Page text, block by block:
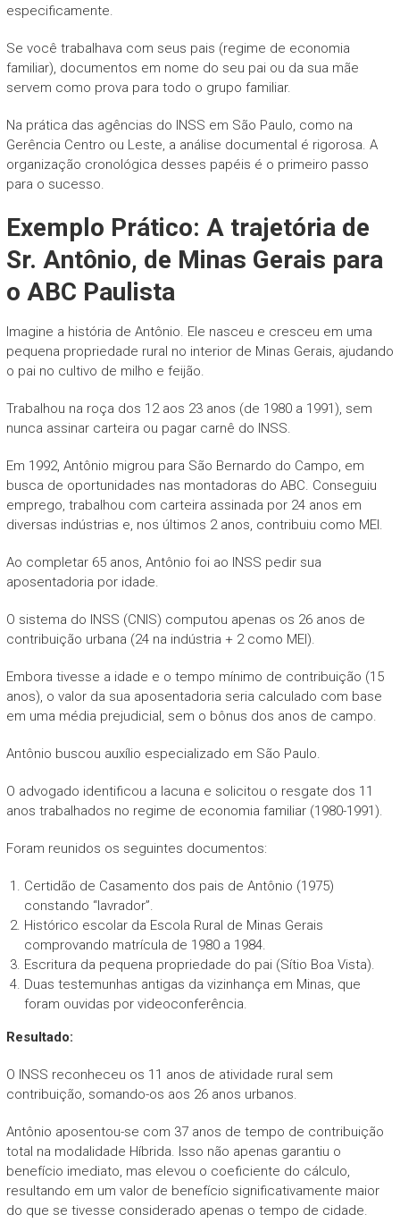
especificamente.
Se você trabalhava com seus pais (regime de economia
familiar), documentos em nome do seu pai ou da sua mãe
servem como prova para todo o grupo familiar.
Na prática das agências do INSS em São Paulo, como na
Gerência Centro ou Leste, a análise documental é rigorosa. A
organização cronológica desses papéis é o primeiro passo
para o sucesso.
Exemplo Prático: A trajetória de
Sr. Antônio, de Minas Gerais para
o ABC Paulista
Imagine a história de Antônio. Ele nasceu e cresceu em uma
pequena propriedade rural no interior de Minas Gerais, ajudando
o pai no cultivo de milho e feijão.
Trabalhou na roça dos 12 aos 23 anos (de 1980 a 1991), sem
nunca assinar carteira ou pagar carnê do INSS.
Em 1992, Antônio migrou para São Bernardo do Campo, em
busca de oportunidades nas montadoras do ABC. Conseguiu
emprego, trabalhou com carteira assinada por 24 anos em
diversas indústrias e, nos últimos 2 anos, contribuiu como MEI.
Ao completar 65 anos, Antônio foi ao INSS pedir sua
aposentadoria por idade.
O sistema do INSS (CNIS) computou apenas os 26 anos de
contribuição urbana (24 na indústria + 2 como MEI).
Embora tivesse a idade e o tempo mínimo de contribuição (15
anos), o valor da sua aposentadoria seria calculado com base
em uma média prejudicial, sem o bônus dos anos de campo.
Antônio buscou auxílio especializado em São Paulo.
O advogado identificou a lacuna e solicitou o resgate dos 11
anos trabalhados no regime de economia familiar (1980-1991).
Foram reunidos os seguintes documentos:
Certidão de Casamento dos pais de Antônio (1975)
constando “lavrador”.
Histórico escolar da Escola Rural de Minas Gerais
comprovando matrícula de 1980 a 1984.
Escritura da pequena propriedade do pai (Sítio Boa Vista).
Duas testemunhas antigas da vizinhança em Minas, que
foram ouvidas por videoconferência.
Resultado:
O INSS reconheceu os 11 anos de atividade rural sem
contribuição, somando-os aos 26 anos urbanos.
Antônio aposentou-se com 37 anos de tempo de contribuição
total na modalidade Híbrida. Isso não apenas garantiu o
benefício imediato, mas elevou o coeficiente do cálculo,
resultando em um valor de benefício significativamente maior
do que se tivesse considerado apenas o tempo de cidade.